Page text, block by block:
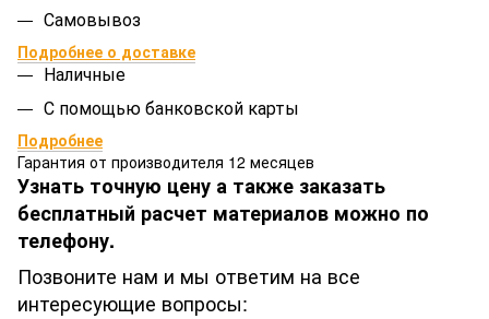
Самовывоз
Подробнее о доставке
Наличные
С помощью банковской карты
Подробнее
Гарантия от производителя 12 месяцев
Узнать точную цену а также заказать
бесплатный расчет материалов можно по
телефону.
Позвоните нам и мы ответим на все
интересующие вопросы: